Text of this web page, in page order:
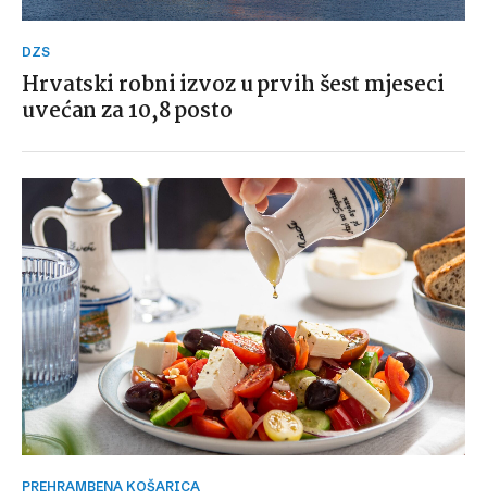
DZS
Hrvatski robni izvoz u prvih šest mjeseci
uvećan za 10,8 posto
PREHRAMBENA KOŠARICA